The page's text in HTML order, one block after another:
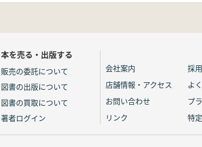
本を売る・出版する
販売の委託について
図書の出版について
図書の買取について
著者ログイン
会社案内
採
店舗情報・アクセス
よ
お問い合わせ
プ
リンク
特